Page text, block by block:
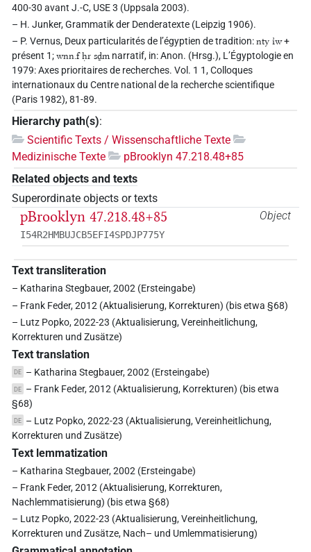
400-30 avant J.-C, USE 3 (Uppsala 2003).
– H. Junker, Grammatik der Denderatexte (Leipzig 1906).
– P. Vernus, Deux particularités de l’égyptien de tradition:nty ı͗w+
présent 1;wnn.f ḥr sḏm narratif, in: Anon. (Hrsg.), L’Égyptologie en
1979: Axes prioritaires de recherches. Vol. 1 1, Colloques
internationaux du Centre national de la recherche scientifique
(Paris 1982), 81-89.
Hierarchy path(s):
Scientific Texts / Wissenschaftliche Texte
Medizinische Texte
pBrooklyn 47.218.48+85
Related objects and texts
Superordinate objects or texts
Object
pBrooklyn 47.218.48+85
I54R2HMBUJCB5EFI4SPDJP775Y
Text transliteration
– Katharina Stegbauer, 2002 (Ersteingabe)
– Frank Feder, 2012 (Aktualisierung, Korrekturen) (bis etwa §68)
– Lutz Popko, 2022-23 (Aktualisierung, Vereinheitlichung,
Korrekturen und Zusätze)
Text translation
DE – Katharina Stegbauer, 2002 (Ersteingabe)
DE
– Frank Feder, 2012 (Aktualisierung, Korrekturen) (bis etwa
§68)
DE
– Lutz Popko, 2022-23 (Aktualisierung, Vereinheitlichung,
Korrekturen und Zusätze)
Text lemmatization
– Katharina Stegbauer, 2002 (Ersteingabe)
– Frank Feder, 2012 (Aktualisierung, Korrekturen,
Nachlemmatisierung) (bis etwa §68)
– Lutz Popko, 2022-23 (Aktualisierung, Vereinheitlichung,
Korrekturen und Zusätze, Nach– und Umlemmatisierung)